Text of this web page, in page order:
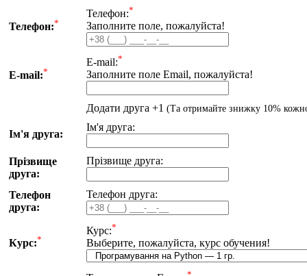
Телефон:*
Телефон:*
Заполните поле, пожалуйста!
E-mail:*
E-mail:*
Заполните поле Email, пожалуйста!
Додати друга +1 (Та отримайте знижку 10%
Iм'я друга:
Iм'я друга:
Прiзвище
друга:
Прiзвище друга:
Телефон
друга:
Телефон друга:
Курс:*
Курс:*
Выберите, пожалуйста, курс обучения!